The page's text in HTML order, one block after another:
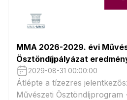
MMA 2026-2029. évi
Ösztöndíjpályázat
2029-08-31 00:00:00
Átlépte a tízezres
Művészeti Ösztöndíjprogram